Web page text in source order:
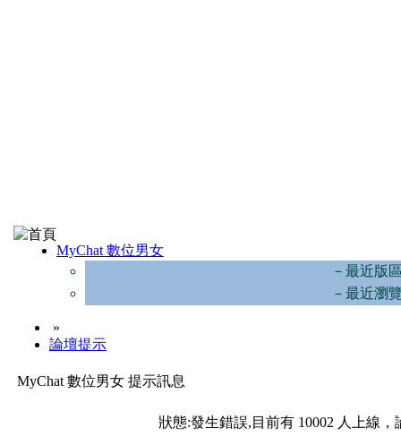
MyChat 數位男女
－最近版
－最近瀏
»
論壇提示
MyChat 數位男女 提示訊息
狀態:發生錯誤,目前有 10002 人上線